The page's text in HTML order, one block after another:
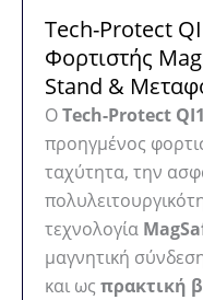
Tech-Protect
Φορτιστής
Stand &
ΟTech-Protect
προηγμένος
ταχύτητα, την
τεχνολογία
μαγνητική
και ως πρακτική